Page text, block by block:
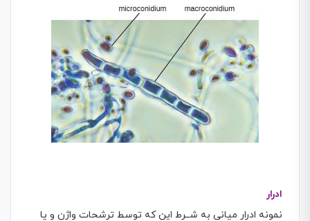
ادرار
نمونه ادرار میانی به شــرط این كه توسط ترشحات واژن و یا